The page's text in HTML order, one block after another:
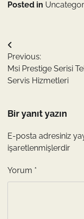
Posted in
Yazı
gezinmesi
Previous:
Msi Prestige Serisi
Servis Hizmetleri
Bir yanıt yazın
E-posta adresiniz
işaretlenmişlerdir
Yorum *